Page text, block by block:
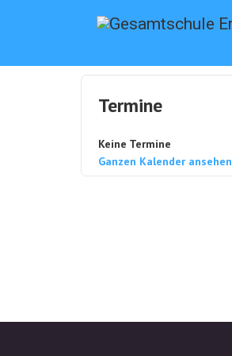
Termine
Keine Termine
Ganzen Kalender ansehen